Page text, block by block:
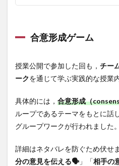
合意形成ゲーム
授業公開で参加した回も， チー
ークを通じて学ぶ実践的な授業
具体的には， 合意形成（
ループであるテーマをもとに話
グループワークが行われました。
詳細はネタバレを防ぐため伏せ
分の意見を伝える🗣️」「相手の